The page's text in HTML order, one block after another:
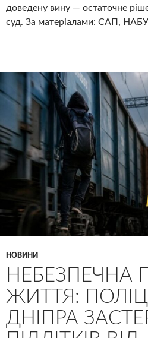
доведену вину — остаточне
суд. За матеріалами: САП, НАБУ
НОВИНИ
НЕБЕЗПЕЧНА
ЖИТТЯ:
ДНІПРА